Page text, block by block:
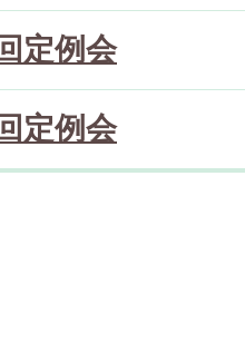
定例会
定例会